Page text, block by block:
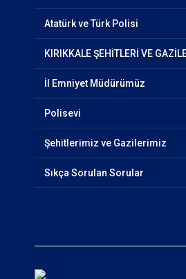
Atatürk ve Türk Polisi
KIRIKKALE ŞEHİTLERİ VE
İl Emniyet Müdürümüz
Polisevi
Şehitlerimiz ve Gazilerimiz
Sıkça Sorulan Sorular